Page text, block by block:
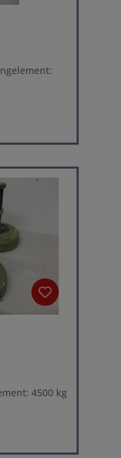
4500 kg